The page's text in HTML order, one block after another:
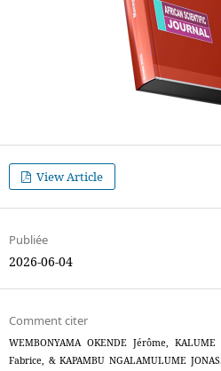
View Article
Publiée
2026-06-04
Comment citer
WEMBONYAMA OKENDE Jérôme,
Fabrice, & KAPAMBU NGALAMULUME